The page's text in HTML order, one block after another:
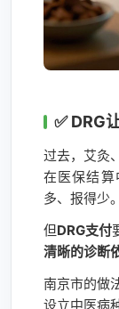
✅ DRG
过去，艾灸
在医保结
多、报得少。
但DRG支付
清晰的诊断
南京市的做
设立中医病